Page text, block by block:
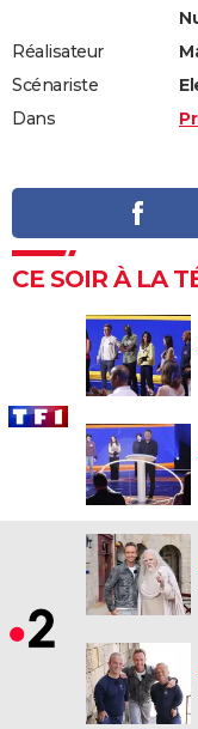
Réalisateur
Scénariste
Dans
CE SOIR À LA